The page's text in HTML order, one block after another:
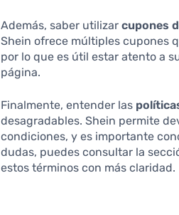
Además, saber utilizarcupones
Shein ofrece múltiples cupones
por lo que es útil estar atento a
página.
Finalmente, entender las
desagradables. Shein permite
condiciones, y es importante
dudas, puedes consultar la
estos términos con más claridad.